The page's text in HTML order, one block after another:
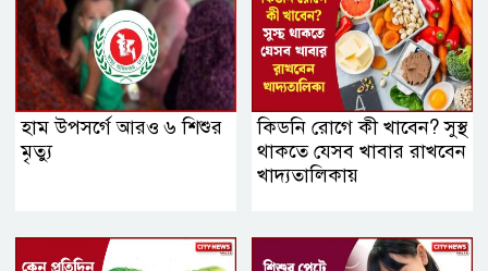
হাম উপসর্গে আরও ৬ শিশুর
মৃত্যু
কিডনি রোগে কী খাবেন? সুস্থ
থাকতে যেসব খাবার রাখবেন
খাদ্যতালিকায়